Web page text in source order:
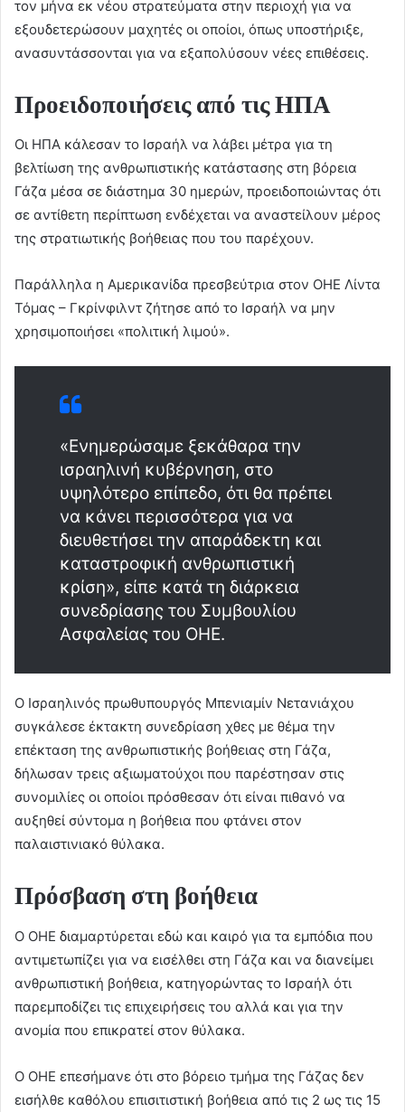
τον μήνα εκ νέου στρατεύματα στην περιοχή για να
εξουδετερώσουν μαχητές οι οποίοι, όπως υποστήριξε,
ανασυντάσσονται για να εξαπολύσουν νέες επιθέσεις.
Προειδοποιήσεις από τις ΗΠΑ
Οι ΗΠΑ κάλεσαν το Ισραήλ να λάβει μέτρα για τη
βελτίωση της ανθρωπιστικής κατάστασης στη βόρεια
Γάζα μέσα σε διάστημα 30 ημερών, προειδοποιώντας ότι
σε αντίθετη περίπτωση ενδέχεται να αναστείλουν μέρος
της στρατιωτικής βοήθειας που του παρέχουν.
Παράλληλα η Αμερικανίδα πρεσβεύτρια στον ΟΗΕ Λίντα
Τόμας – Γκρίνφιλντ ζήτησε από το Ισραήλ να μην
χρησιμοποιήσει «πολιτική λιμού».
«Ενημερώσαμε ξεκάθαρα την
ισραηλινή κυβέρνηση, στο
υψηλότερο επίπεδο, ότι θα πρέπει
να κάνει περισσότερα για να
διευθετήσει την απαράδεκτη και
καταστροφική ανθρωπιστική
κρίση», είπε κατά τη διάρκεια
συνεδρίασης του Συμβουλίου
Ασφαλείας του ΟΗΕ.
Ο Ισραηλινός πρωθυπουργός Μπενιαμίν Νετανιάχου
συγκάλεσε έκτακτη συνεδρίαση χθες με θέμα την
επέκταση της ανθρωπιστικής βοήθειας στη Γάζα,
δήλωσαν τρεις αξιωματούχοι που παρέστησαν στις
συνομιλίες οι οποίοι πρόσθεσαν ότι είναι πιθανό να
αυξηθεί σύντομα η βοήθεια που φτάνει στον
παλαιστινιακό θύλακα.
Πρόσβαση στη βοήθεια
Ο ΟΗΕ διαμαρτύρεται εδώ και καιρό για τα εμπόδια που
αντιμετωπίζει για να εισέλθει στη Γάζα και να διανείμει
ανθρωπιστική βοήθεια, κατηγορώντας το Ισραήλ ότι
παρεμποδίζει τις επιχειρήσεις του αλλά και για την
ανομία που επικρατεί στον θύλακα.
Ο ΟΗΕ επεσήμανε ότι στο βόρειο τμήμα της Γάζας δεν
εισήλθε καθόλου επισιτιστική βοήθεια από τις 2 ως τις 15